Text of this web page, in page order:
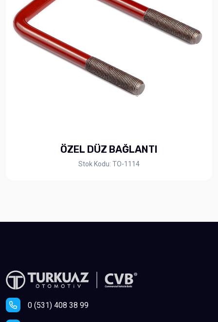
ÖZEL DÜZ BAĞLANTI
Stok Kodu: TO-1114
0 (531) 408 38 99